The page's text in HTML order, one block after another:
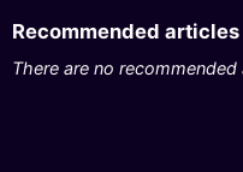
Recommended articles
There are no recommended